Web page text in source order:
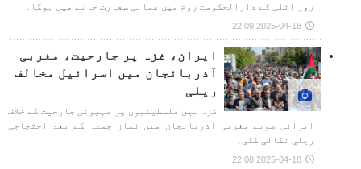
روز اٹلی کے دارالحکومت روم میں عمانی سفارت خانے میں ہوگا۔
2025-04-18 22:09
ایران، غزہ پر جارحیت، مغربی
آذربائجان میں اسرائیل مخالف
ریلی
غزہ میں فلسطینیوں پر صہیونی جارحیت کے خلاف
ایرانی صوبے مغربی آذربائجان میں نماز جمعہ کے بعد احتجاجی
ریلی نکالی گئی۔
2025-04-18 22:08